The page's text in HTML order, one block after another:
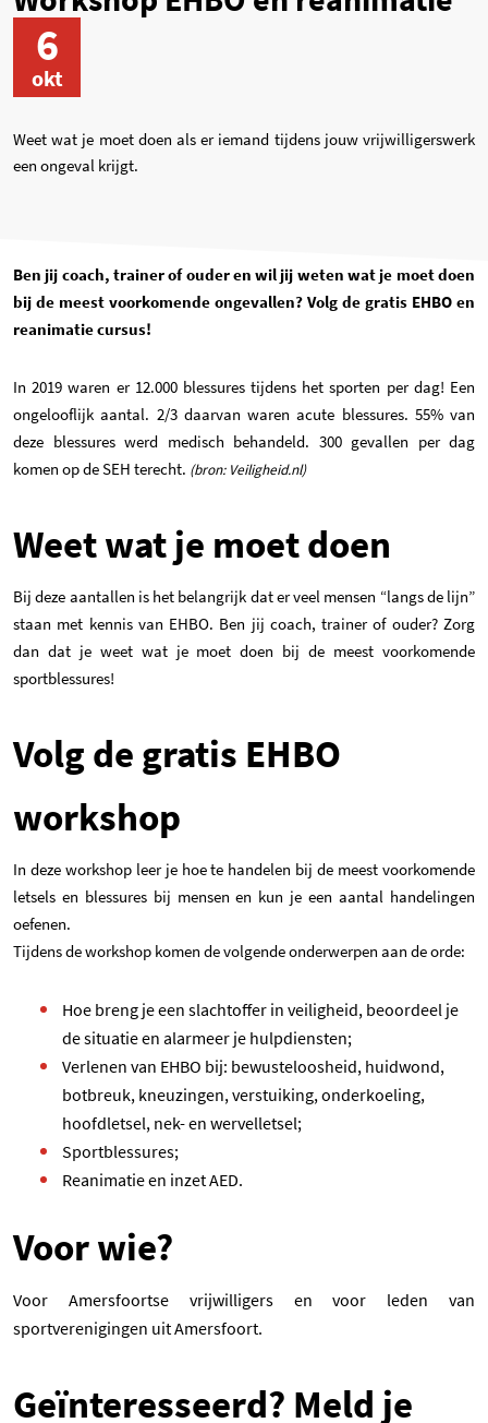
6
okt
Weet wat je moet doen als er iemand tijdens jouw vrijwilligerswerk
een ongeval krijgt.
Ben jij coach, trainer of ouder en wil jij weten wat je moet doen
bij de meest voorkomende ongevallen? Volg de gratis EHBO en
reanimatie cursus!
In 2019 waren er 12.000 blessures tijdens het sporten per dag! Een
ongelooflijk aantal. 2/3 daarvan waren acute blessures. 55% van
deze blessures werd medisch behandeld. 300 gevallen per dag
komen op de SEH terecht. (bron: Veiligheid.nl)
Weet wat je moet doen
Bij deze aantallen is het belangrijk dat er veel mensen “langs de lijn”
staan met kennis van EHBO. Ben jij coach, trainer of ouder? Zorg
dan dat je weet wat je moet doen bij de meest voorkomende
sportblessures!
Volg de gratis EHBO
workshop
In deze workshop leer je hoe te handelen bij de meest voorkomende
letsels en blessures bij mensen en kun je een aantal handelingen
oefenen.
Tijdens de workshop komen de volgende onderwerpen aan de orde:
Hoe breng je een slachtoffer in veiligheid, beoordeel je
de situatie en alarmeer je hulpdiensten;
Verlenen van EHBO bij: bewusteloosheid, huidwond,
botbreuk, kneuzingen, verstuiking, onderkoeling,
hoofdletsel, nek- en wervelletsel;
Sportblessures;
Reanimatie en inzet AED.
Voor wie?
Voor Amersfoortse vrijwilligers en voor leden van
sportverenigingen uit Amersfoort.
Geïnteresseerd? Meld je